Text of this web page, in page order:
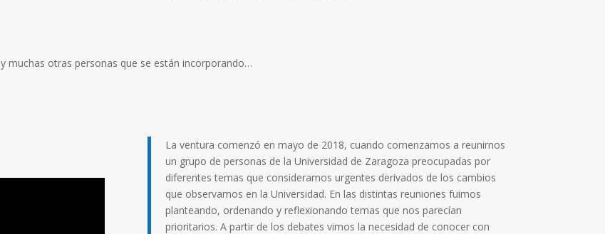
y muchas otras personas que se están incorporando…
La ventura comenzó en mayo de 2018, cuando comenzamos a reunirnos
un grupo de personas de la Universidad de Zaragoza preocupadas por
diferentes temas que consideramos urgentes derivados de los cambios
que observamos en la Universidad. En las distintas reuniones fuimos
planteando, ordenando y reflexionando temas que nos parecían
prioritarios. A partir de los debates vimos la necesidad de conocer con